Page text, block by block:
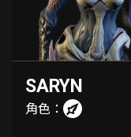
SARYN
角色：